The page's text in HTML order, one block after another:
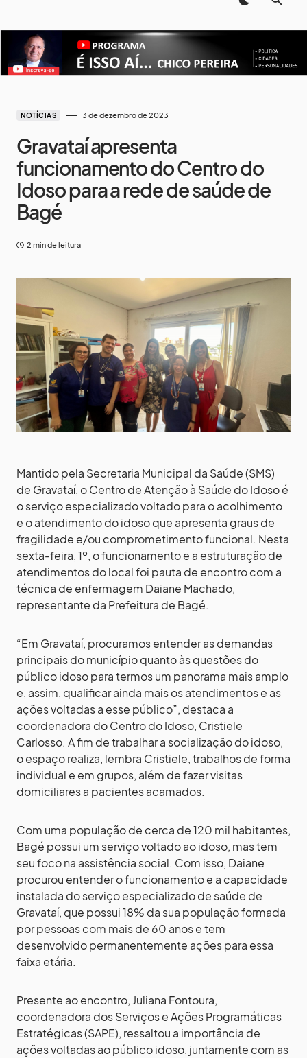
NOTÍCIAS 3 de dezembro de 2023
Gravataí apresenta
funcionamento do Centro do
Idoso para a rede de saúde de
Bagé
2 min de leitura
Mantido pela Secretaria Municipal da Saúde (SMS)
de Gravataí, o Centro de Atenção à Saúde do Idoso é
o serviço especializado voltado para o acolhimento
e o atendimento do idoso que apresenta graus de
fragilidade e/ou comprometimento funcional. Nesta
sexta-feira, 1º, o funcionamento e a estruturação de
atendimentos do local foi pauta de encontro com a
técnica de enfermagem Daiane Machado,
representante da Prefeitura de Bagé.
“Em Gravataí, procuramos entender as demandas
principais do município quanto às questões do
público idoso para termos um panorama mais amplo
e, assim, qualificar ainda mais os atendimentos e as
ações voltadas a esse público”, destaca a
coordenadora do Centro do Idoso, Cristiele
Carlosso. A fim de trabalhar a socialização do idoso,
o espaço realiza, lembra Cristiele, trabalhos de forma
individual e em grupos, além de fazer visitas
domiciliares a pacientes acamados.
Com uma população de cerca de 120 mil habitantes,
Bagé possui um serviço voltado ao idoso, mas tem
seu foco na assistência social. Com isso, Daiane
procurou entender o funcionamento e a capacidade
instalada do serviço especializado de saúde de
Gravataí, que possui 18% da sua população formada
por pessoas com mais de 60 anos e tem
desenvolvido permanentemente ações para essa
faixa etária.
Presente ao encontro, Juliana Fontoura,
coordenadora dos Serviços e Ações Programáticas
Estratégicas (SAPE), ressaltou a importância de
ações voltadas ao público idoso, juntamente com as